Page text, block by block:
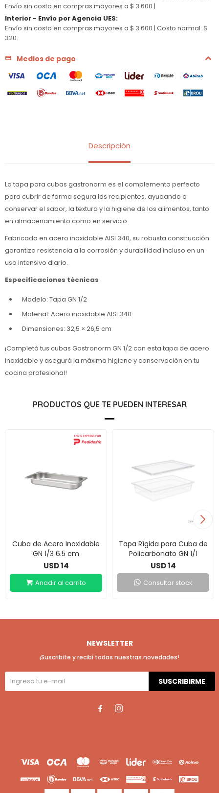
Envío sin costo en compras mayores a $ 3.600 |
Interior - Envío por Agencia UES:
Envío sin costo en compras mayores a $ 3.600 | Costo normal: $
320.
Medios de pago
Descripción
La tapa para cubas gastronorm es el complemento perfecto
para cubrir de forma segura los recipientes, ayudando a
conservar el sabor, la textura y la higiene de los alimentos, tanto
en almacenamiento como en servicio.
Fabricada en acero inoxidable AISI 340, su robusta construcción
garantiza resistencia a la corrosión y durabilidad incluso en un
uso intensivo diario.
Especificaciones técnicas
Modelo: Tapa GN 1/2
Material: Acero inoxidable AISI 340
Dimensiones: 32,5 × 26,5 cm
¡Completá tus cubas Gastronorm GN 1/2 con esta tapa de acero
inoxidable y asegurá la máxima higiene y conservación en tu
cocina profesional!
PRODUCTOS QUE TE PUEDEN INTERESAR
Cuba de Acero Inoxidable
GN 1/3 6.5 cm
USD14
Tapa Rígida para Cuba de
Policarbonato GN 1/1
USD14
Consultar stock
NEWSLETTER
¡Suscribite y recibí todas nuestras novedades!
SUSCRIBIRME
 